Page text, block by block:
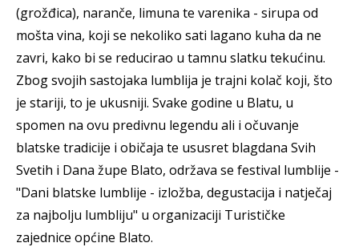
(grožđica), naranče, limuna te varenika - sirupa od
mošta vina, koji se nekoliko sati lagano kuha da ne
zavri, kako bi se reducirao u tamnu slatku tekućinu.
Zbog svojih sastojaka lumblija je trajni kolač koji, što
je stariji, to je ukusniji. Svake godine u Blatu, u
spomen na ovu predivnu legendu ali i očuvanje
blatske tradicije i običaja te ususret blagdana Svih
Svetih i Dana župe Blato, održava se festival lumblije -
"Dani blatske lumblije - izložba, degustacija i natječaj
za najbolju lumbliju" u organizaciji Turističke
zajednice općine Blato.